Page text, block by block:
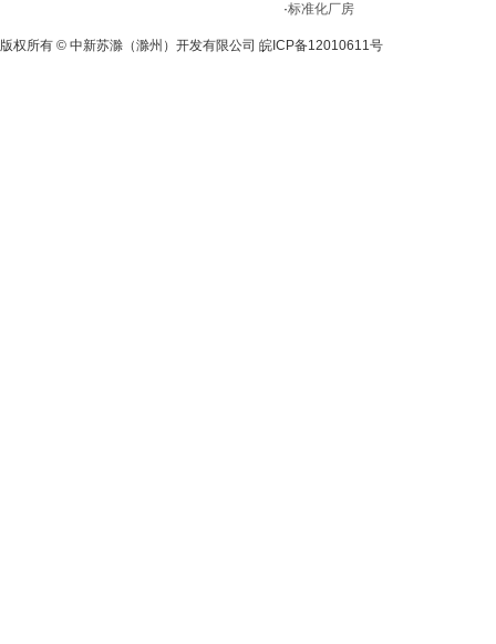
·标准化厂房
版权所有 © 中新苏滁（滁州）开发有限公司 皖ICP备12010611号